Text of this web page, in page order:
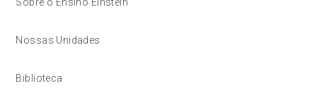
Nossas Unidades
Biblioteca